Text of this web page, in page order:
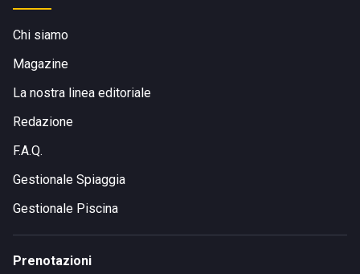
Chi siamo
Magazine
La nostra linea editoriale
Redazione
F.A.Q.
Gestionale Spiaggia
Gestionale Piscina
Prenotazioni